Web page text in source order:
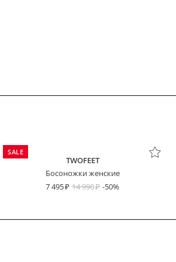
SALE
TWOFEET
Босоножки женские
7 495
14 990 -50%